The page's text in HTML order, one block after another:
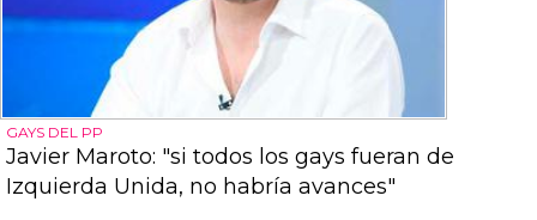
GAYS DEL PP
Javier Maroto: "si todos los gays fueran de
Izquierda Unida, no habría avances"